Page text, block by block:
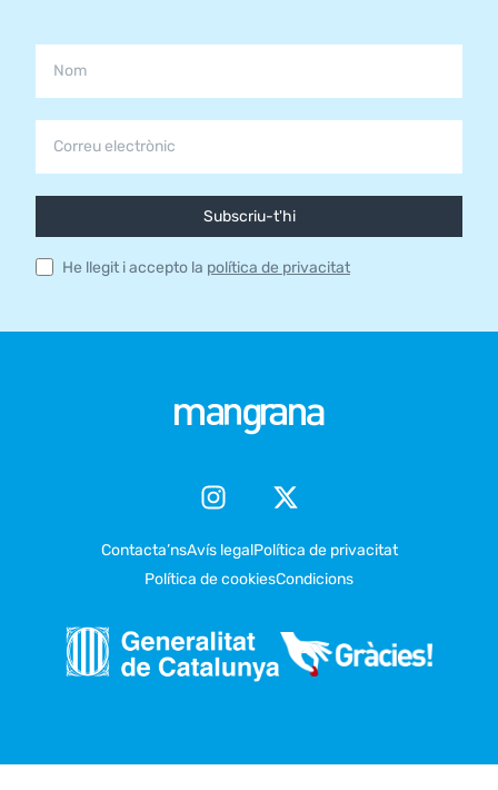
Subscriu-t'hi
He llegit i accepto la política de privacitat
Contacta’nsAvís legalPolítica de privacitat
Política de cookiesCondicions